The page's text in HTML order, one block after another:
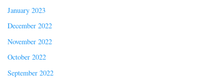
January 2023
December 2022
November 2022
October 2022
September 2022